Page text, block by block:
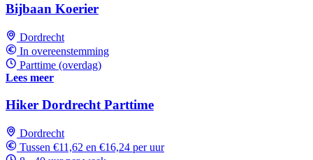
Bijbaan Koerier
Dordrecht
In overeenstemming
Parttime (overdag)
Lees meer
Hiker Dordrecht Parttime
Dordrecht
Tussen €11,62 en €16,24 per uur